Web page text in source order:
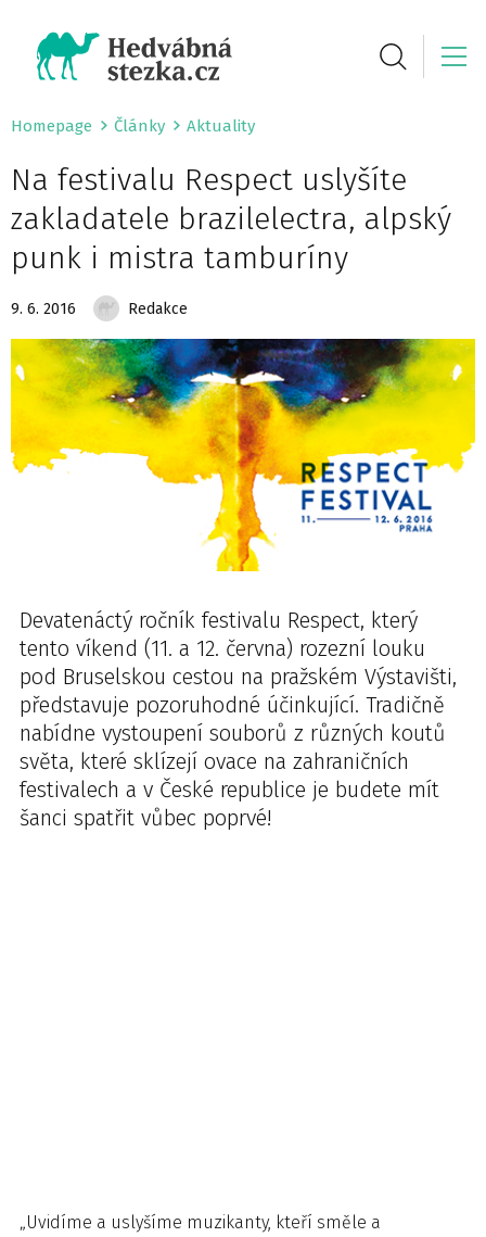
Homepage Články Aktuality
Na festivalu Respect uslyšíte
zakladatele brazilelectra, alpský
punk i mistra tamburíny
9. 6. 2016 Redakce
Devatenáctý ročník festivalu Respect, který
tento víkend (11. a 12. června) rozezní louku
pod Bruselskou cestou na pražském Výstavišti,
představuje pozoruhodné účinkující. Tradičně
nabídne vystoupení souborů z různých koutů
světa, které sklízejí ovace na zahraničních
festivalech a v České republice je budete mít
šanci spatřit vůbec poprvé!
„Uvidíme a uslyšíme muzikanty, kteří směle a